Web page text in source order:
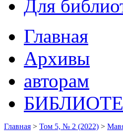
Для
Главная
Архивы
авторам
Главная > Том 5, № 2 (2022) >